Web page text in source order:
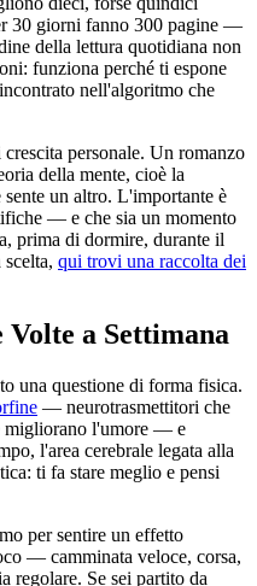
30 giorni fanno 300 pagine —
della lettura quotidiana non
funziona perché ti espone
nell'algoritmo che
personale. Un romanzo
della mente, cioè la
sente un altro. L'importante è
— e che sia un momento
prima di dormire, durante il
qui trovi una raccolta dei
a Settimana
una questione di forma fisica.
— neurotrasmettitori che
migliorano l'umore — e
l'area cerebrale legata alla
ti fa stare meglio e pensi
per sentire un effetto
— camminata veloce, corsa,
regolare. Se sei partito da